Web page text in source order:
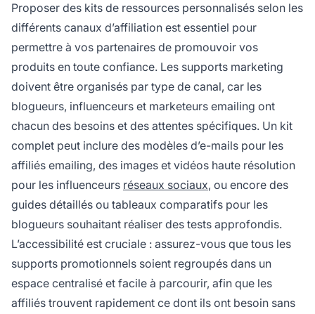
Proposer des kits de ressources personnalisés selon les
différents canaux d’affiliation est essentiel pour
permettre à vos partenaires de promouvoir vos
produits en toute confiance. Les supports marketing
doivent être organisés par type de canal, car les
blogueurs, influenceurs et marketeurs emailing ont
chacun des besoins et des attentes spécifiques. Un kit
complet peut inclure des modèles d’e-mails pour les
affiliés emailing, des images et vidéos haute résolution
pour les influenceurs réseaux sociaux, ou encore des
guides détaillés ou tableaux comparatifs pour les
blogueurs souhaitant réaliser des tests approfondis.
L’accessibilité est cruciale : assurez-vous que tous les
supports promotionnels soient regroupés dans un
espace centralisé et facile à parcourir, afin que les
affiliés trouvent rapidement ce dont ils ont besoin sans